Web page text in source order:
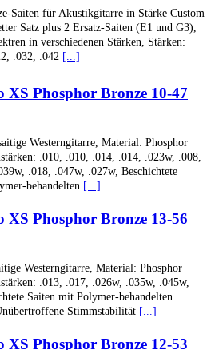
Saiten für Akustikgitarre in Stärke Custom
Satz plus 2 Ersatz-Saiten (E1 und G3),
in verschiedenen Stärken, Stärken:
.032, .042 [...]
Phosphor Bronze 10-47
Westerngitarre, Material: Phosphor
.010, .010, .014, .014, .023w, .008,
.018, .047w, .027w, Beschichtete
behandelten [...]
Phosphor Bronze 13-56
Westerngitarre, Material: Phosphor
.013, .017, .026w, .035w, .045w,
Saiten mit Polymer-behandelten
Stimmstabilität [...]
Phosphor Bronze 12-53